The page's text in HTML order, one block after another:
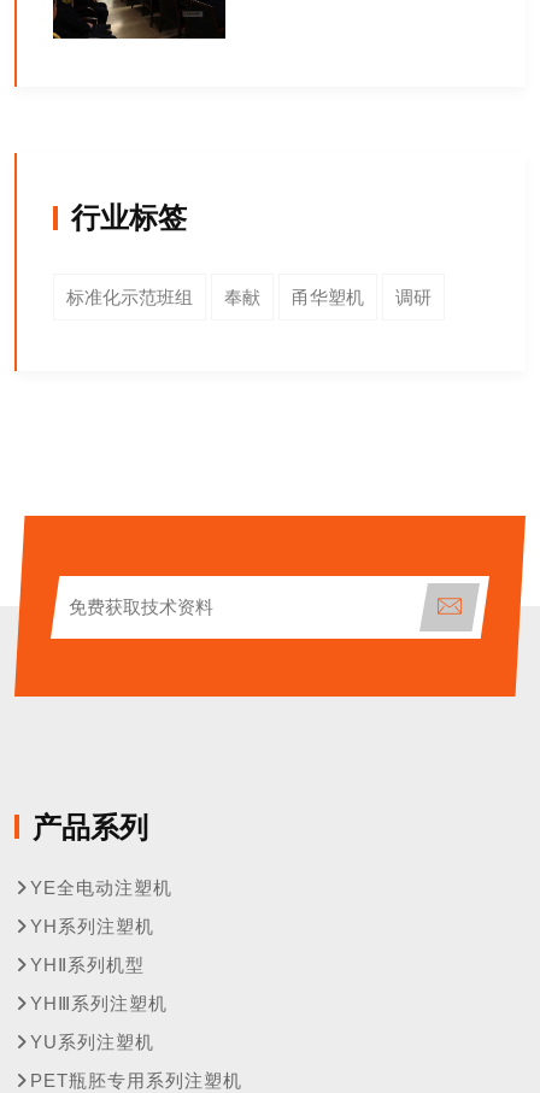
行业标签
标准化示范班组 奉献 甬华塑机 调研
产品系列
YE全电动注塑机
YH系列注塑机
YHⅡ系列机型
YHⅢ系列注塑机
YU系列注塑机
PET瓶胚专用系列注塑机